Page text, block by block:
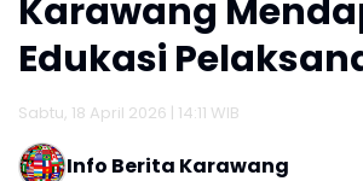
Karawang
Edukasi
Sabtu, 18 April 2026 | 14:11 WIB
Info Berita Karawang